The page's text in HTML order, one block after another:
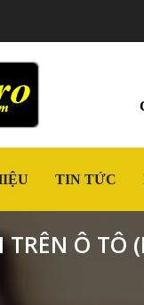
TIN TỨC
TRÊN Ô TÔ